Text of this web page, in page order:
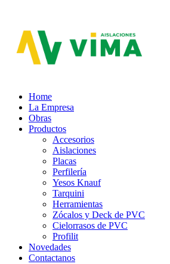
Home
La Empresa
Obras
Productos
Accesorios
Aislaciones
Placas
Perfilería
Yesos Knauf
Tarquini
Herramientas
Zócalos y Deck de PVC
Cielorrasos de PVC
Profilit
Novedades
Contactanos